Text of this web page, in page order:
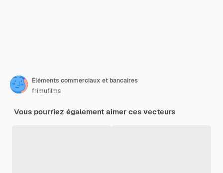
Éléments commerciaux et bancaires
frimufilms
Vous pourriez également aimer ces vecteurs